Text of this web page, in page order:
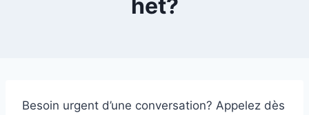
het?
Besoin urgent d’une conversation? Appelez dès